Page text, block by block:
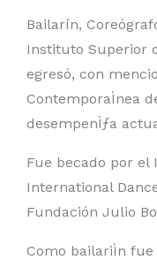
Bailarín,
Instituto Superior
egresó, con
ContemporaÌnea
desempenÌƒa
Fue becado por el
International
Fundación Julio
Como bailariÌn